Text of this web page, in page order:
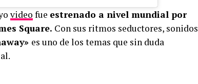
video fue estrenado a nivel mundial por
Square. Con sus ritmos seductores, sonidos
es uno de los temas que sin duda